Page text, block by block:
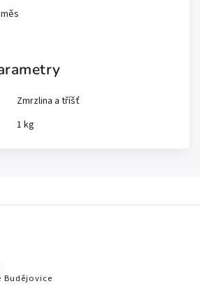
Zmrzlina a tříšť
1 kg
Budějovice